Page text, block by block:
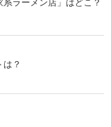
ラーメン店」はどこ？
？